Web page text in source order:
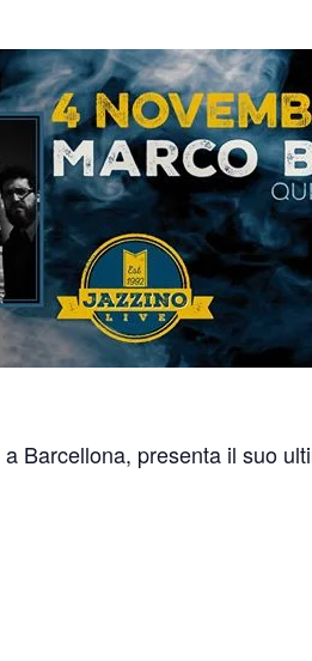
Barcellona, presenta il suo